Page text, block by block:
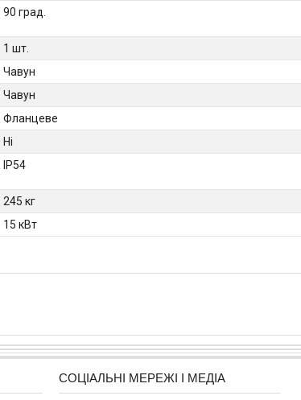
90 град.
1 шт.
Чавун
Чавун
Фланцеве
Ні
IP54
245 кг
15 кВт
СОЦІАЛЬНІ МЕРЕЖІ І МЕДІА